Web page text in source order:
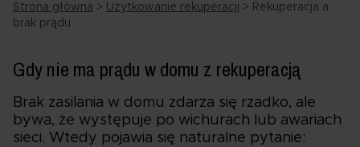
Strona główna > Użytkowanie rekuperacji > Rekuperacja a
brak prądu
Gdy nie ma prądu w domu z rekuperacją
Brak zasilania w domu zdarza się rzadko, ale
bywa, że występuje po wichurach lub awariach
sieci. Wtedy pojawia się naturalne pytanie: